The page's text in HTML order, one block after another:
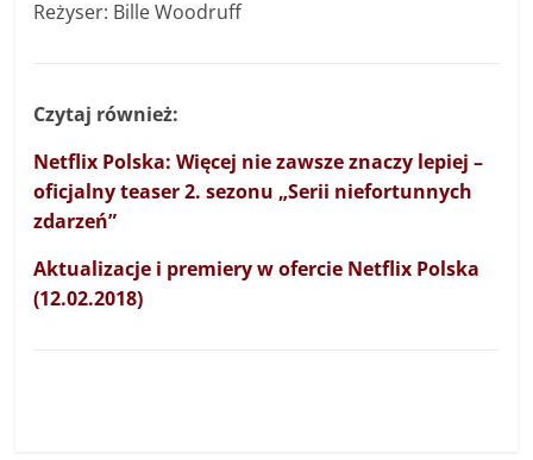
Reżyser: Bille Woodruff
Czytaj również:
Netflix Polska: Więcej nie zawsze znaczy lepiej –
oficjalny teaser 2. sezonu „Serii niefortunnych
zdarzeń”
Aktualizacje i premiery w ofercie Netflix Polska
(12.02.2018)